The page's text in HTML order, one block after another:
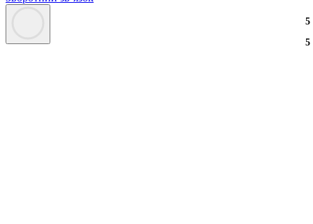
3
3
2
2
3
3
5
5